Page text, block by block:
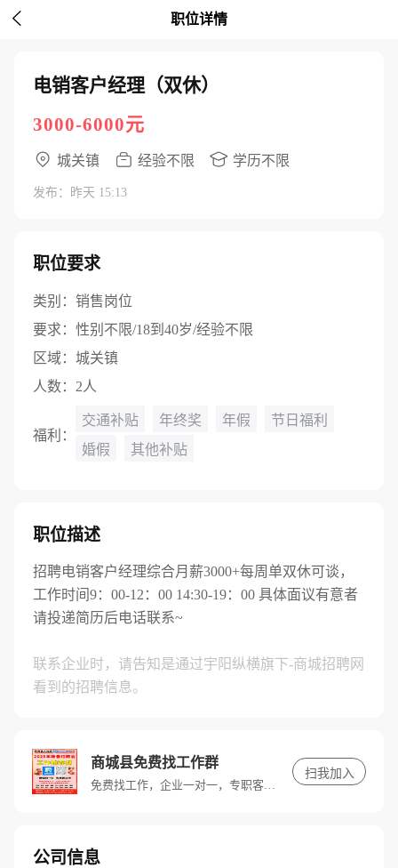
 职位详情
电销客户经理（双休）
3000-6000元
城关镇 经验不限 学历不限
发布：昨天 15:13
职位要求
类别： 销售岗位
要求： 性别不限/18到40岁/经验不限
区域： 城关镇
人数： 2人
福利：
交通补贴 年终奖 年假
节日福利
婚假
其他补贴
职位描述
招聘电销客户经理综合月薪3000+每周单双休可谈，
工作时间9：00-12：00 14:30-19：00 具体面议有意者
请投递简历后电话联系~
联系企业时，请告知是通过宇阳纵横旗下-商城招聘网
看到的招聘信息。
商城县免费找工作群
免费找工作，企业一对一，专职客服推荐好工作！
扫我加入
公司信息